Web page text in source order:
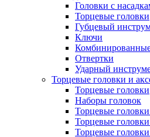
Головки с
Торцевые головки
Губцевый
Ключи
Отвертки
Ударный
Торцевые головки и
Торцевые головки
Наборы головок
Торцевые
Торцевые
Торцевые